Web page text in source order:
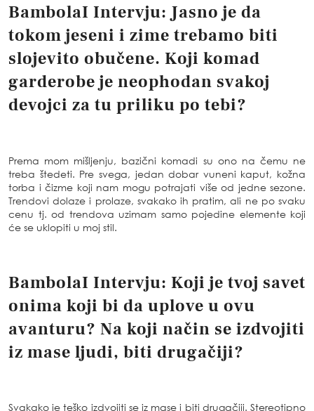
BambolaI Intervju: Jasno je da
tokom jeseni i zime trebamo biti
slojevito obučene. Koji komad
garderobe je neophodan svakoj
devojci za tu priliku po tebi?
Prema mom mišljenju, bazični komadi su ono na čemu ne
treba štedeti. Pre svega, jedan dobar vuneni kaput, kožna
torba i čizme koji nam mogu potrajati više od jedne sezone.
Trendovi dolaze i prolaze, svakako ih pratim, ali ne po svaku
cenu tj. od trendova uzimam samo pojedine elemente koji
će se uklopiti u moj stil.
BambolaI Intervju: Koji je tvoj savet
onima koji bi da uplove u ovu
avanturu? Na koji način se izdvojiti
iz mase ljudi, biti drugačiji?
Svakako je teško izdvojiti se iz mase i biti drugačiji. Stereotipno